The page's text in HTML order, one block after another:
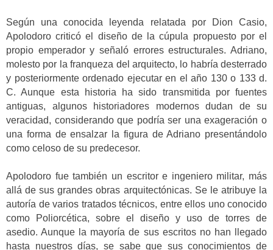
Según una conocida leyenda relatada por Dion Casio,
Apolodoro criticó el diseño de la cúpula propuesto por el
propio emperador y señaló errores estructurales. Adriano,
molesto por la franqueza del arquitecto, lo habría desterrado
y posteriormente ordenado ejecutar en el año 130 o 133 d.
C. Aunque esta historia ha sido transmitida por fuentes
antiguas, algunos historiadores modernos dudan de su
veracidad, considerando que podría ser una exageración o
una forma de ensalzar la figura de Adriano presentándolo
como celoso de su predecesor.
Apolodoro fue también un escritor e ingeniero militar, más
allá de sus grandes obras arquitectónicas. Se le atribuye la
autoría de varios tratados técnicos, entre ellos uno conocido
como Poliorcética, sobre el diseño y uso de torres de
asedio. Aunque la mayoría de sus escritos no han llegado
hasta nuestros días, se sabe que sus conocimientos de